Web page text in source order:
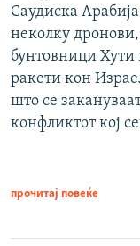
Саудиска
неколку
бунтовници Хути
ракети кон
што се
конфликтот кој
прочитај повеќе